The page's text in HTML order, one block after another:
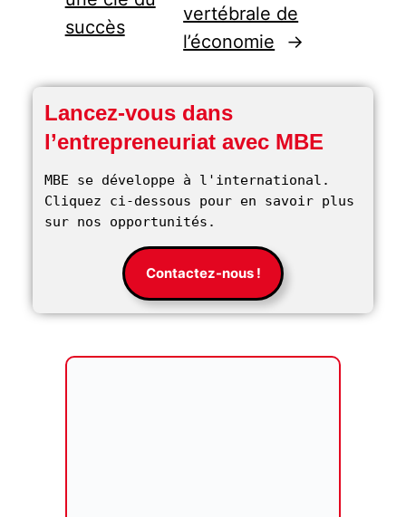
succès
vertébrale de
l’économie
→
Lancez-vous dans
l’entrepreneuriat avec MBE
MBE se développe à l'international.
Cliquez ci-dessous pour en savoir plus
sur nos opportunités.
Contactez-nous !